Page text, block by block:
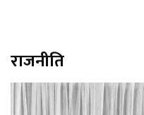
राजनीति